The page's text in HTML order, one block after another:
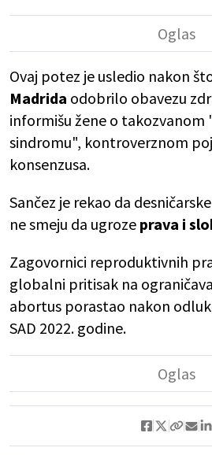
Ovaj potez je usledio nakon
Madrida odobrilo obavezu
informišu žene o
sindromu", kontroverznom
konsenzusa.
Sančez je rekao da
ne smeju da ugroze prava i
Zagovornici reproduktivnih
globalni pritisak na
abortus porastao nakon
SAD 2022. godine.